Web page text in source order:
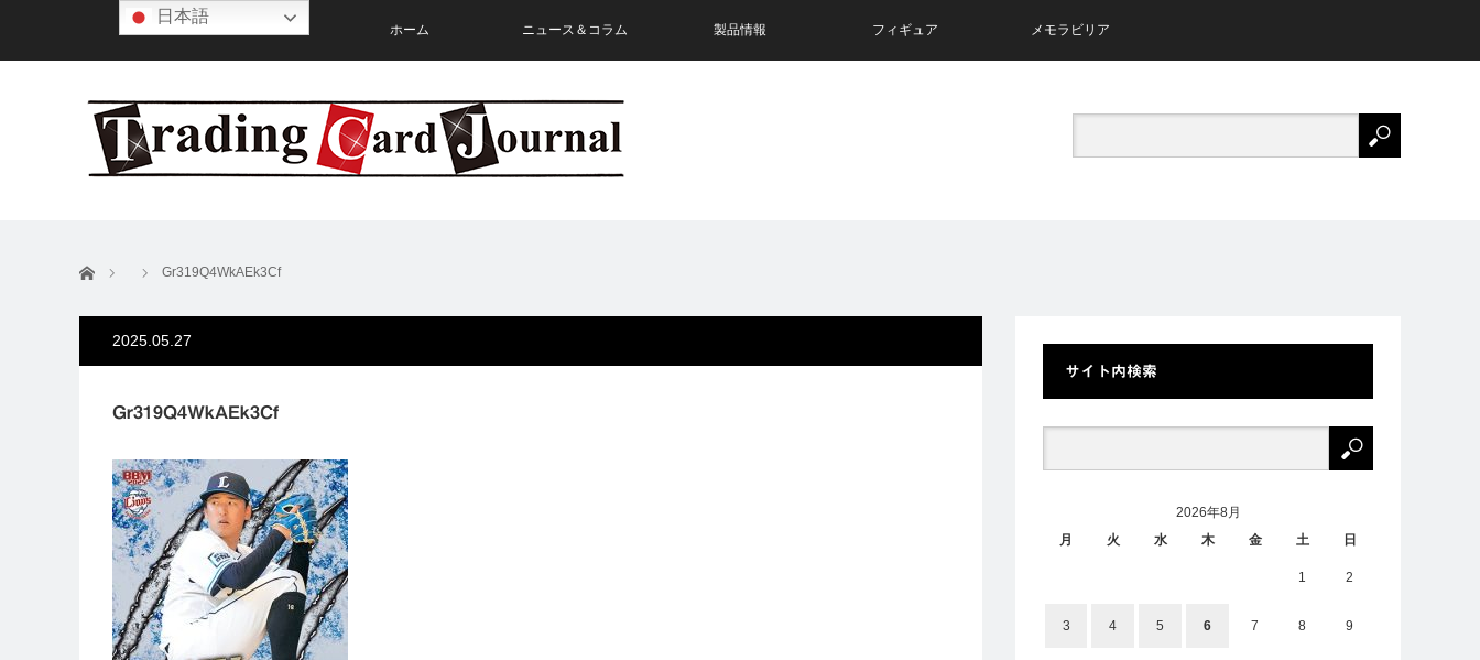
ホーム ニュース＆コラム 製品情報 フィギュア メモラビリア
ホーム Gr319Q4WkAEk3Cf
2025.05.27
Gr319Q4WkAEk3Cf
サイト内検索
2026年8月
月
火 水 木 金 土 日
1 2
3 4 5 6 7 8 9
日本語